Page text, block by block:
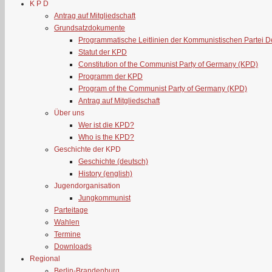
K P D
Antrag auf Mitgliedschaft
Grundsatzdokumente
Programmatische Leitlinien der Kommunistischen Partei
Statut der KPD
Constitution of the Communist Party of Germany (KPD)
Programm der KPD
Program of the Communist Party of Germany (KPD)
Antrag auf Mitgliedschaft
Über uns
Wer ist die KPD?
Who is the KPD?
Geschichte der KPD
Geschichte (deutsch)
History (english)
Jugendorganisation
Jungkommunist
Parteitage
Wahlen
Termine
Downloads
Regional